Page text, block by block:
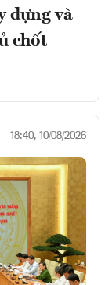
dựng và
chốt
18:40, 10/08/2026